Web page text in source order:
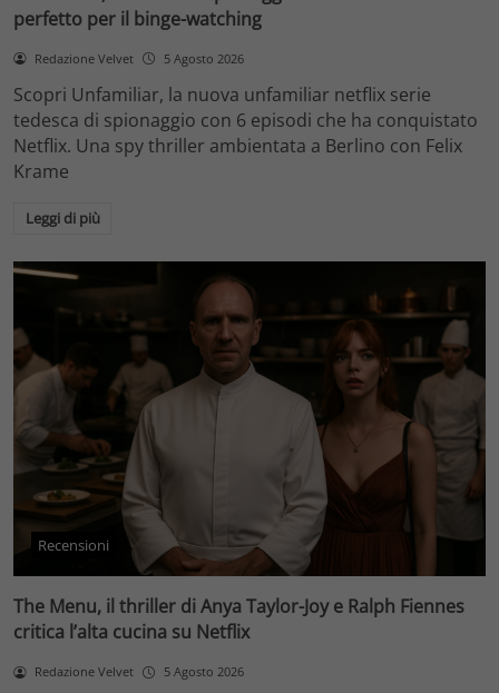
perfetto per il binge-watching
Redazione Velvet 5 Agosto 2026
Scopri Unfamiliar, la nuova unfamiliar netflix serie
tedesca di spionaggio con 6 episodi che ha conquistato
Netflix. Una spy thriller ambientata a Berlino con Felix
Krame
Leggi di più
Recensioni
The Menu, il thriller di Anya Taylor-Joy e Ralph Fiennes
critica l’alta cucina su Netflix
Redazione Velvet 5 Agosto 2026